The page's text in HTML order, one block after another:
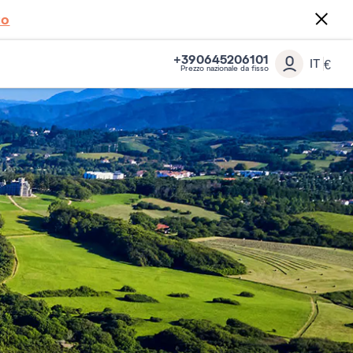
+390645206101
Prezzo nazionale da fisso IT €